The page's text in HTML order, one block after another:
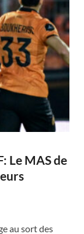
Le MAS de
au sort des